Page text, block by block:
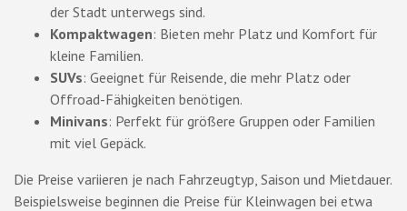
der Stadt unterwegs sind.
Kompaktwagen: Bieten mehr Platz und Komfort für
kleine Familien.
SUVs: Geeignet für Reisende, die mehr Platz oder
Offroad-Fähigkeiten benötigen.
Minivans: Perfekt für größere Gruppen oder Familien
mit viel Gepäck.
Die Preise variieren je nach Fahrzeugtyp, Saison und Mietdauer.
Beispielsweise beginnen die Preise für Kleinwagen bei etwa